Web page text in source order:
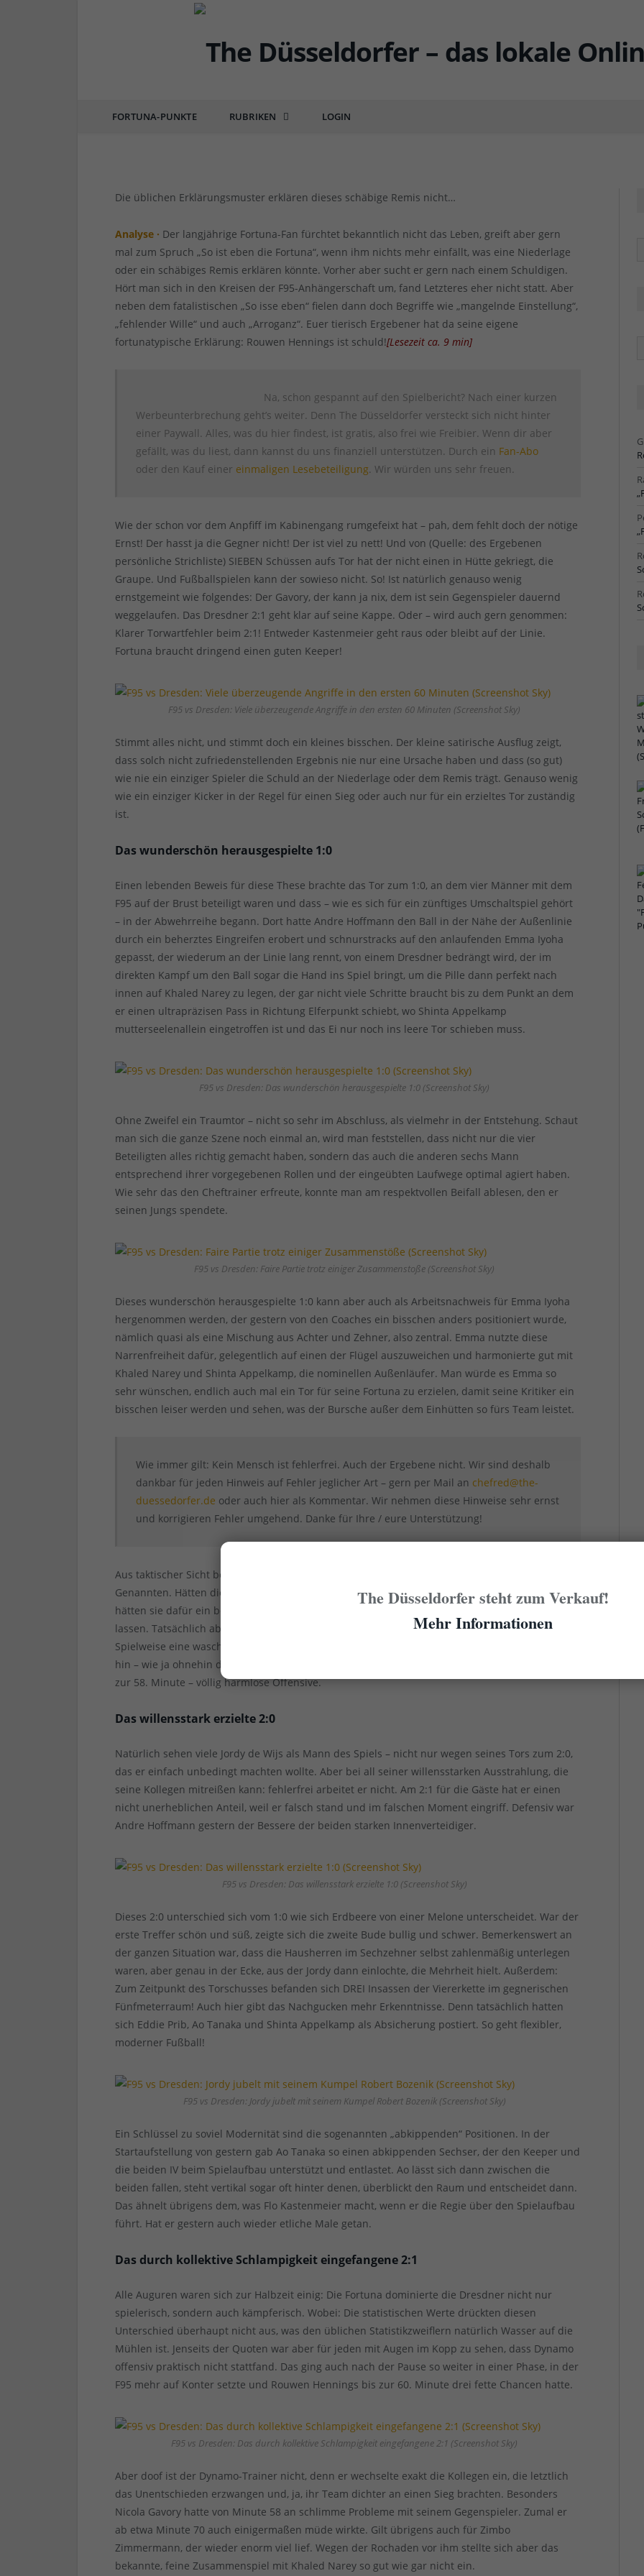
FORTUNA-PUNKTE RUBRIKEN LOGIN
Die üblichen Erklärungsmuster erklären dieses schäbige Remis nicht…
Analyse · Der langjährige Fortuna-Fan fürchtet bekanntlich nicht das Leben, greift aber gern
mal zum Spruch „So ist eben die Fortuna“, wenn ihm nichts mehr einfällt, was eine Niederlage
oder ein schäbiges Remis erklären könnte. Vorher aber sucht er gern nach einem Schuldigen.
Hört man sich in den Kreisen der F95-Anhängerschaft um, fand Letzteres eher nicht statt. Aber
neben dem fatalistischen „So isse eben“ fielen dann doch Begriffe wie „mangelnde Einstellung“,
„fehlender Wille“ und auch „Arroganz“. Euer tierisch Ergebener hat da seine eigene
fortunatypische Erklärung: Rouwen Hennings ist schuld![Lesezeit ca. 9 min]
Na, schon gespannt auf den Spielbericht? Nach einer kurzen
Werbeunterbrechung geht’s weiter. Denn The Düsseldorfer versteckt sich nicht hinter
einer Paywall. Alles, was du hier findest, ist gratis, also frei wie Freibier. Wenn dir aber
gefällt, was du liest, dann kannst du uns finanziell unterstützen. Durch ein Fan-Abo
oder den Kauf einer einmaligen Lesebeteiligung. Wir würden uns sehr freuen.
Wie der schon vor dem Anpfiff im Kabinengang rumgefeixt hat – pah, dem fehlt doch der nötige
Ernst! Der hasst ja die Gegner nicht! Der ist viel zu nett! Und von (Quelle: des Ergebenen
persönliche Strichliste) SIEBEN Schüssen aufs Tor hat der nicht einen in Hütte gekriegt, die
Graupe. Und Fußballspielen kann der sowieso nicht. So! Ist natürlich genauso wenig
ernstgemeint wie folgendes: Der Gavory, der kann ja nix, dem ist sein Gegenspieler dauernd
weggelaufen. Das Dresdner 2:1 geht klar auf seine Kappe. Oder – wird auch gern genommen:
Klarer Torwartfehler beim 2:1! Entweder Kastenmeier geht raus oder bleibt auf der Linie.
Fortuna braucht dringend einen guten Keeper!
F95 vs Dresden: Viele überzeugende Angriffe in den ersten 60 Minuten (Screenshot Sky)
Stimmt alles nicht, und stimmt doch ein kleines bisschen. Der kleine satirische Ausflug zeigt,
dass solch nicht zufriedenstellenden Ergebnis nie nur eine Ursache haben und dass (so gut)
wie nie ein einziger Spieler die Schuld an der Niederlage oder dem Remis trägt. Genauso wenig
wie ein einziger Kicker in der Regel für einen Sieg oder auch nur für ein erzieltes Tor zuständig
ist.
Das wunderschön herausgespielte 1:0
Einen lebenden Beweis für diese These brachte das Tor zum 1:0, an dem vier Männer mit dem
F95 auf der Brust beteiligt waren und dass – wie es sich für ein zünftiges Umschaltspiel gehört
– in der Abwehrreihe begann. Dort hatte Andre Hoffmann den Ball in der Nähe der Außenlinie
durch ein beherztes Eingreifen erobert und schnurstracks auf den anlaufenden Emma Iyoha
gepasst, der wiederum an der Linie lang rennt, von einem Dresdner bedrängt wird, der im
direkten Kampf um den Ball sogar die Hand ins Spiel bringt, um die Pille dann perfekt nach
innen auf Khaled Narey zu legen, der gar nicht viele Schritte braucht bis zu dem Punkt an dem
er einen ultrapräzisen Pass in Richtung Elferpunkt schiebt, wo Shinta Appelkamp
mutterseelenallein eingetroffen ist und das Ei nur noch ins leere Tor schieben muss.
F95 vs Dresden: Das wunderschön herausgespielte 1:0 (Screenshot Sky)
Ohne Zweifel ein Traumtor – nicht so sehr im Abschluss, als vielmehr in der Entstehung. Schaut
man sich die ganze Szene noch einmal an, wird man feststellen, dass nicht nur die vier
Beteiligten alles richtig gemacht haben, sondern das auch die anderen sechs Mann
entsprechend ihrer vorgegebenen Rollen und der eingeübten Laufwege optimal agiert haben.
Wie sehr das den Cheftrainer erfreute, konnte man am respektvollen Beifall ablesen, den er
seinen Jungs spendete.
F95 vs Dresden: Faire Partie trotz einiger Zusammenstoße (Screenshot Sky)
Dieses wunderschön herausgespielte 1:0 kann aber auch als Arbeitsnachweis für Emma Iyoha
hergenommen werden, der gestern von den Coaches ein bisschen anders positioniert wurde,
nämlich quasi als eine Mischung aus Achter und Zehner, also zentral. Emma nutzte diese
Narrenfreiheit dafür, gelegentlich auf einen der Flügel auszuweichen und harmonierte gut mit
Khaled Narey und Shinta Appelkamp, die nominellen Außenläufer. Man würde es Emma so
sehr wünschen, endlich auch mal ein Tor für seine Fortuna zu erzielen, damit seine Kritiker ein
bisschen leiser werden und sehen, was der Bursche außer dem Einhütten so fürs Team leistet.
Wie immer gilt: Kein Mensch ist fehlerfrei. Auch der Ergebene nicht. Wir sind deshalb
dankbar für jeden Hinweis auf Fehler jeglicher Art – gern per Mail an chefred@the-
duessedorfer.de oder auch hier als Kommentar. Wir nehmen diese Hinweise sehr ernst
und korrigieren Fehler umgehend. Danke für Ihre / eure Unterstützung!
Aus taktischer Sicht besonders interessant war das beinahe ständige Rochieren der drei
Genannten. Hätten die Dynamesen vorgehabt, den Khaled durch Manndeckung auszuschalten,
hätten sie dafür ein besonders pfiffiges Kerlchen gebraucht, der sich nicht hätte verwirren
lassen. Tatsächlich aber hatten die DD-Trainer ganz gut erkannte, dass gegen die fortunistische
Spielweise eine waschechte Raumdeckung am besten hilft. Und die kriegten sie auch ganz gut
hin – wie ja ohnehin die Abwehr nicht ihre Schwachstelle ist, sondern der – auch gestern bis
zur 58. Minute – völlig harmlose Offensive.
Das willensstark erzielte 2:0
Natürlich sehen viele Jordy de Wijs als Mann des Spiels – nicht nur wegen seines Tors zum 2:0,
das er einfach unbedingt machten wollte. Aber bei all seiner willensstarken Ausstrahlung, die
seine Kollegen mitreißen kann: fehlerfrei arbeitet er nicht. Am 2:1 für die Gäste hat er einen
nicht unerheblichen Anteil, weil er falsch stand und im falschen Moment eingriff. Defensiv war
Andre Hoffmann gestern der Bessere der beiden starken Innenverteidiger.
F95 vs Dresden: Das willensstark erzielte 1:0 (Screenshot Sky)
Dieses 2:0 unterschied sich vom 1:0 wie sich Erdbeere von einer Melone unterscheidet. War der
erste Treffer schön und süß, zeigte sich die zweite Bude bullig und schwer. Bemerkenswert an
der ganzen Situation war, dass die Hausherren im Sechzehner selbst zahlenmäßig unterlegen
waren, aber genau in der Ecke, aus der Jordy dann einlochte, die Mehrheit hielt. Außerdem:
Zum Zeitpunkt des Torschusses befanden sich DREI Insassen der Viererkette im gegnerischen
Fünfmeterraum! Auch hier gibt das Nachgucken mehr Erkenntnisse. Denn tatsächlich hatten
sich Eddie Prib, Ao Tanaka und Shinta Appelkamp als Absicherung postiert. So geht flexibler,
moderner Fußball!
F95 vs Dresden: Jordy jubelt mit seinem Kumpel Robert Bozenik (Screenshot Sky)
Ein Schlüssel zu soviel Modernität sind die sogenannten „abkippenden“ Positionen. In der
Startaufstellung von gestern gab Ao Tanaka so einen abkippenden Sechser, der den Keeper und
die beiden IV beim Spielaufbau unterstützt und entlastet. Ao lässt sich dann zwischen die
beiden fallen, steht vertikal sogar oft hinter denen, überblickt den Raum und entscheidet dann.
Das ähnelt übrigens dem, was Flo Kastenmeier macht, wenn er die Regie über den Spielaufbau
führt. Hat er gestern auch wieder etliche Male getan.
Das durch kollektive Schlampigkeit eingefangene 2:1
Alle Auguren waren sich zur Halbzeit einig: Die Fortuna dominierte die Dresdner nicht nur
spielerisch, sondern auch kämpferisch. Wobei: Die statistischen Werte drückten diesen
Unterschied überhaupt nicht aus, was den üblichen Statistikzweiflern natürlich Wasser auf die
Mühlen ist. Jenseits der Quoten war aber für jeden mit Augen im Kopp zu sehen, dass Dynamo
offensiv praktisch nicht stattfand. Das ging auch nach der Pause so weiter in einer Phase, in der
F95 mehr auf Konter setzte und Rouwen Hennings bis zur 60. Minute drei fette Chancen hatte.
F95 vs Dresden: Das durch kollektive Schlampigkeit eingefangene 2:1 (Screenshot Sky)
Aber doof ist der Dynamo-Trainer nicht, denn er wechselte exakt die Kollegen ein, die letztlich
das Unentschieden erzwangen und, ja, ihr Team dichter an einen Sieg brachten. Besonders
Nicola Gavory hatte von Minute 58 an schlimme Probleme mit seinem Gegenspieler. Zumal er
ab etwa Minute 70 auch einigermaßen müde wirkte. Gilt übrigens auch für Zimbo
Zimmermann, der wieder enorm viel lief. Wegen der Rochaden vor ihm stellte sich aber das
bekannte, feine Zusammenspiel mit Khaled Narey so gut wie gar nicht ein.
The Düsseldorfer steht zum Verkauf!
Mehr Informationen